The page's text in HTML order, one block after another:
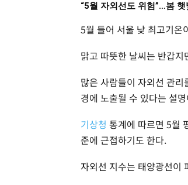
“5월 자외선도 위험”…봄
5월 들어 서울 낮 최고기온
맑고 따뜻한 날씨는 반갑
많은 사람들이 자외선 관
경에 노출될 수 있다는 설
기상청 통계에 따르면 5월
준에 근접하기도 한다.
자외선 지수는 태양광선이